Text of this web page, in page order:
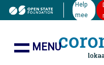
Help
mee
MENU